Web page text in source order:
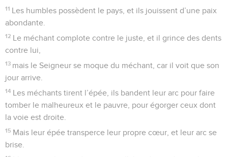
11 Les humbles possèdent le pays, et ils jouissent d’une paix
abondante.
12 Le méchant complote contre le juste, et il grince des dents
contre lui,
13 mais le Seigneur se moque du méchant, car il voit que son
jour arrive.
14 Les méchants tirent l’épée, ils bandent leur arc pour faire
tomber le malheureux et le pauvre, pour égorger ceux dont
la voie est droite.
15 Mais leur épée transperce leur propre cœur, et leur arc se
brise.